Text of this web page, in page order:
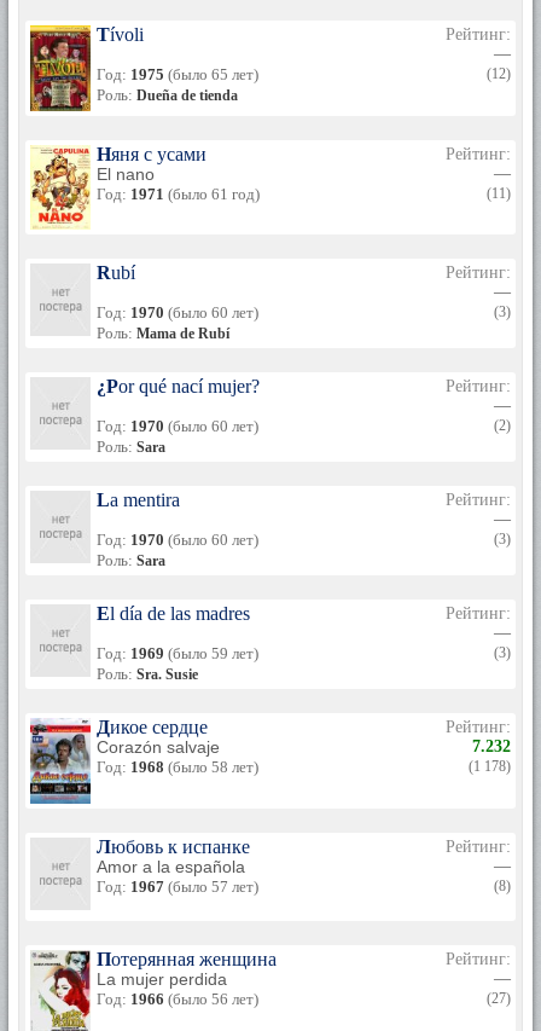
Tívoli
Год: 1975 (было 65 лет)
Роль: Dueña de tienda
Рейтинг:
—
(12)
Няня с усами
El nano
Год: 1971 (было 61 год)
Рейтинг:
—
(11)
Rubí
Год: 1970 (было 60 лет)
Роль: Mama de Rubí
Рейтинг:
—
(3)
¿Por qué nací mujer?
Год: 1970 (было 60 лет)
Роль: Sara
Рейтинг:
—
(2)
La mentira
Год: 1970 (было 60 лет)
Роль: Sara
Рейтинг:
—
(3)
El día de las madres
Год: 1969 (было 59 лет)
Роль: Sra. Susie
Рейтинг:
—
(3)
Дикое сердце
Corazón salvaje
Год: 1968 (было 58 лет)
Рейтинг:
7.232
(1 178)
Любовь к испанке
Amor a la española
Год: 1967 (было 57 лет)
Рейтинг:
—
(8)
Потерянная женщина
La mujer perdida
Год: 1966 (было 56 лет)
Рейтинг:
—
(27)